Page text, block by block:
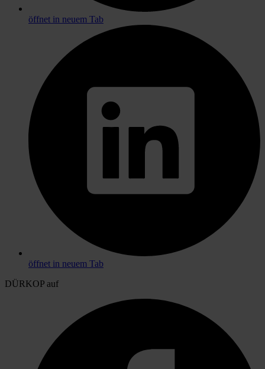
öffnet in neuem Tab
öffnet in neuem Tab
DÜRKOP auf